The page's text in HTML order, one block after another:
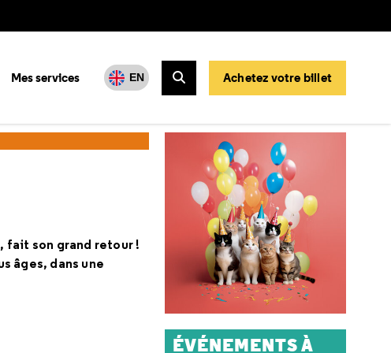
Mes services EN
Rechercher
Achetez votre billet
fait son grand retour !
âges, dans une
ÉVÉNEMENTS À